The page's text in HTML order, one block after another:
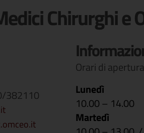
Chirurghi e
382110
Orari di apertura
Lunedì
10.00 – 14.00
Martedì